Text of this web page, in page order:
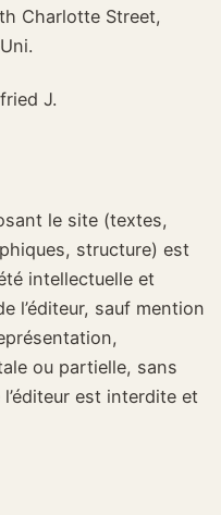
Charlotte Street,
J.
le site (textes,
structure) est
intellectuelle et
l’éditeur, sauf mention
ou partielle, sans
est interdite et